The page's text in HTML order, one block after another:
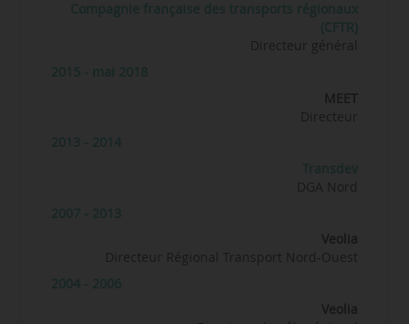
Compagnie française des transports régionaux
(CFTR)
Directeur général
2015 - mai 2018
MEET
Directeur
2013 - 2014
Transdev
DGA Nord
2007 - 2013
Veolia
Directeur Régional Transport Nord-Ouest
2004 - 2006
Veolia